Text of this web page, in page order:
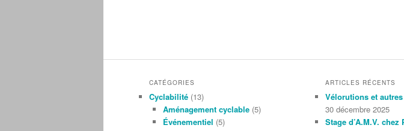
CATÉGORIES
Cyclabilité (13)
Aménagement cyclable(5)
Événementiel (5)
ARTICLES RÉCENTS
Vélorutions et
30 décembre 2025
Stage d’A.M.V.